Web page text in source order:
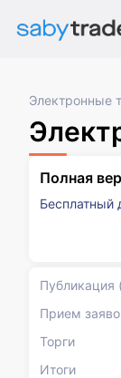
Полная
Бесплатный
Публикация
Прием
Торги
Итоги